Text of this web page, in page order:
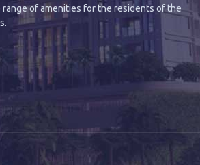
of amenities for the residents of the